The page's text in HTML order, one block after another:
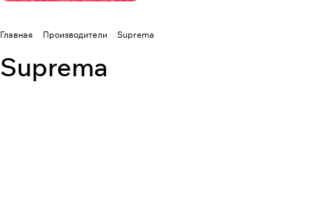
Главная Производители Suprema
Suprema